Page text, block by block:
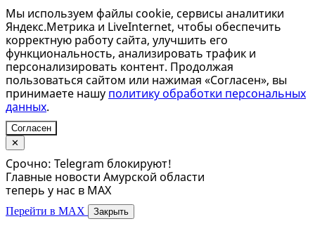
Мы используем файлы cookie, сервисы аналитики
Яндекс.Метрика и LiveInternet, чтобы обеспечить
корректную работу сайта, улучшить его
функциональность, анализировать трафик и
персонализировать контент. Продолжая
пользоваться сайтом или нажимая «Согласен», вы
принимаете нашу политику обработки персональных
данных.
Согласен
✕
Срочно: Telegram блокируют!
Главные новости Амурской области
теперь у нас в MAX
Перейти в MAX Закрыть